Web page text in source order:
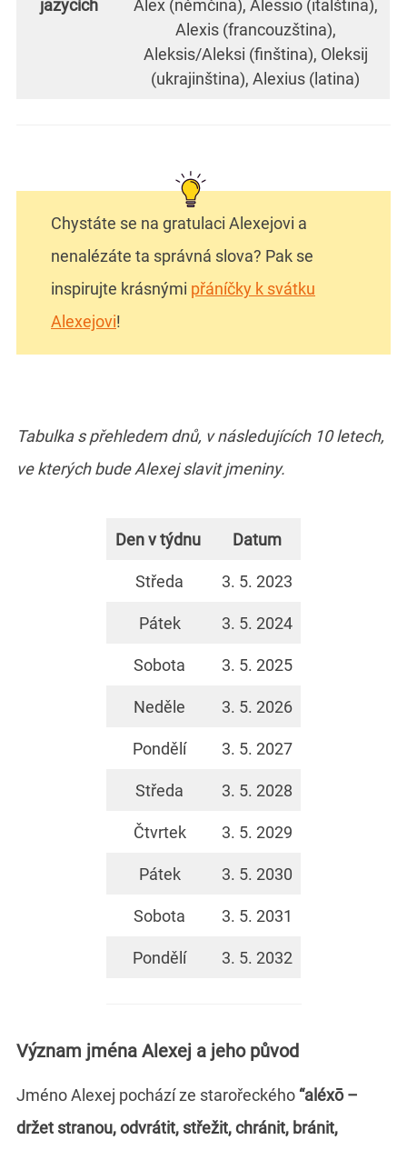
jazycích
Alex (němčina), Alessio (italština),
Alexis (francouzština),
Aleksis/Aleksi (finština), Oleksij
(ukrajinština), Alexius (latina)
Chystáte se na gratulaci Alexejovi a
nenalézáte ta správná slova? Pak se
inspirujte krásnými přáníčky k svátku
Alexejovi!
Tabulka s přehledem dnů, v následujících 10 letech,
ve kterých bude Alexej slavit jmeniny.
Den v týdnu Datum
Středa 3. 5. 2023
Pátek 3. 5. 2024
Sobota 3. 5. 2025
Neděle 3. 5. 2026
Pondělí 3. 5. 2027
Středa 3. 5. 2028
Čtvrtek 3. 5. 2029
Pátek 3. 5. 2030
Sobota 3. 5. 2031
Pondělí 3. 5. 2032
Význam jména Alexej a jeho původ
Jméno Alexej pochází ze starořeckého “aléxō –
držet stranou, odvrátit, střežit, chránit, bránit,